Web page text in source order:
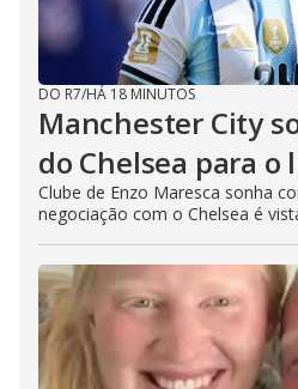
DO R7/HÁ 18 MINUTOS
Manchester City
do Chelsea para o
Clube de Enzo Maresca sonha
negociação com o Chelsea é